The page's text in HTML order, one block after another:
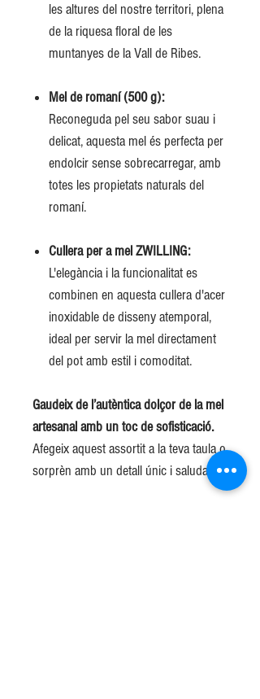
les altures del nostre territori, plena
de la riquesa floral de les
muntanyes de la Vall de Ribes.
Mel de romaní (500 g):
Reconeguda pel seu sabor suau i
delicat, aquesta mel és perfecta per
endolcir sense sobrecarregar, amb
totes les propietats naturals del
romaní.
Cullera per a mel ZWILLING:
L'elegància i la funcionalitat es
combinen en aquesta cullera d'acer
inoxidable de disseny atemporal,
ideal per servir la mel directament
del pot amb estil i comoditat.
Gaudeix de l’autèntica dolçor de la mel
artesanal amb un toc de sofisticació.
Afegeix aquest assortit a la teva taula o
sorprèn amb un detall únic i saludable.